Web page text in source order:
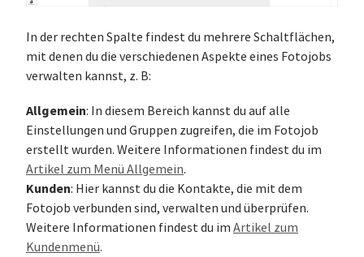
In der rechten Spalte findest du mehrere Schaltflächen,
mit denen du die verschiedenen Aspekte eines Fotojobs
verwalten kannst, z. B:
Allgemein: In diesem Bereich kannst du auf alle
Einstellungen und Gruppen zugreifen, die im Fotojob
erstellt wurden. Weitere Informationen findest du im
Artikel zum Menü Allgemein.
Kunden: Hier kannst du die Kontakte, die mit dem
Fotojob verbunden sind, verwalten und überprüfen.
Weitere Informationen findest du im Artikel zum
Kundenmenü.